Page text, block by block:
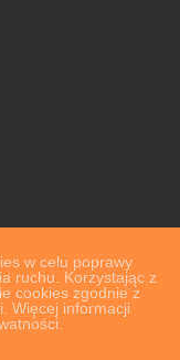
w celu poprawy
ruchu. Korzystając z
cookies zgodnie z
Więcej informacji